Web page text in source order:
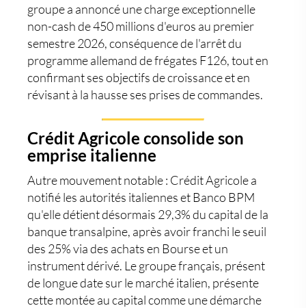
groupe a annoncé une charge exceptionnelle
non-cash de 450 millions d'euros au premier
semestre 2026, conséquence de l'arrêt du
programme allemand de frégates F126, tout en
confirmant ses objectifs de croissance et en
révisant à la hausse ses prises de commandes.
Crédit Agricole consolide son
emprise italienne
Autre mouvement notable : Crédit Agricole a
notifié les autorités italiennes et Banco BPM
qu'elle détient désormais 29,3% du capital de la
banque transalpine, après avoir franchi le seuil
des 25% via des achats en Bourse et un
instrument dérivé. Le groupe français, présent
de longue date sur le marché italien, présente
cette montée au capital comme une démarche